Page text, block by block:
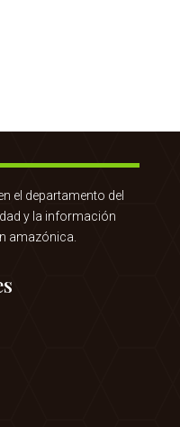
el departamento del
y la información
amazónica.